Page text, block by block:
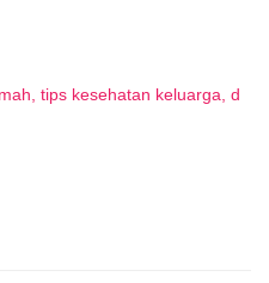
tips kesehatan keluarga, d